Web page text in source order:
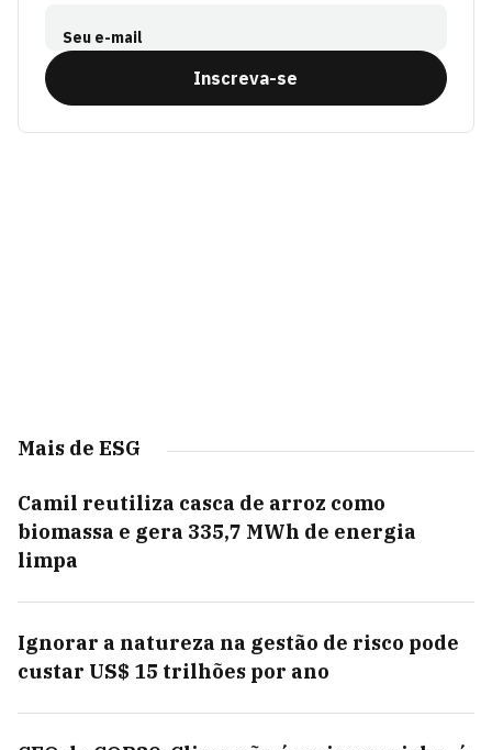
Seu e-mail
Inscreva-se
Mais de ESG
Camil reutiliza casca de arroz como
biomassa e gera 335,7 MWh de energia
limpa
Ignorar a natureza na gestão de risco pode
custar US$ 15 trilhões por ano